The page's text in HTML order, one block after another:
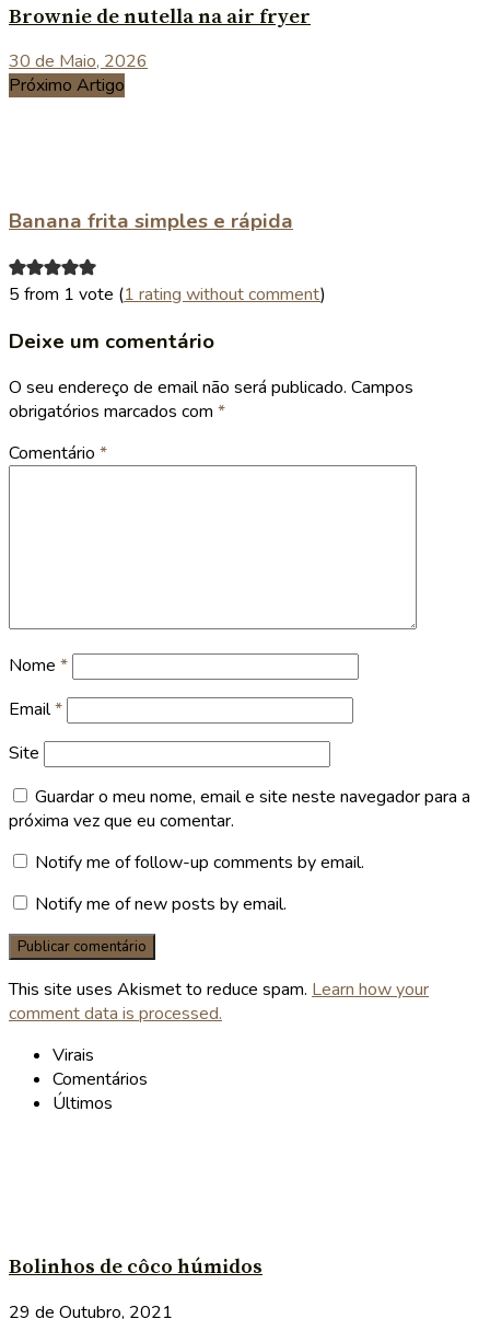
Brownie de nutella na air fryer
30 de Maio, 2026
Próximo Artigo
Banana frita simples e rápida
5 from 1 vote (1 rating without comment)
Deixe um comentário
O seu endereço de email não será publicado. Campos
obrigatórios marcados com *
Comentário *
Nome *
Email*
Site
Guardar o meu nome, email e site neste navegador para a
próxima vez que eu comentar.
Notify me of follow-up comments by email.
Notify me of new posts by email.
This site uses Akismet to reduce spam. Learn how your
comment data is processed.
Virais
Comentários
Últimos
Bolinhos de côco húmidos
29 de Outubro, 2021